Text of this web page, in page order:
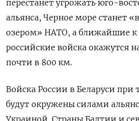
перестанет угрожать юго-
альянса, Черное море станет
озером» НАТО, а ближайшие
российские войска окажутся
почти в 800 км.
Войска России в Беларуси при
будут окружены силами
Украиной. Страны Балтии и